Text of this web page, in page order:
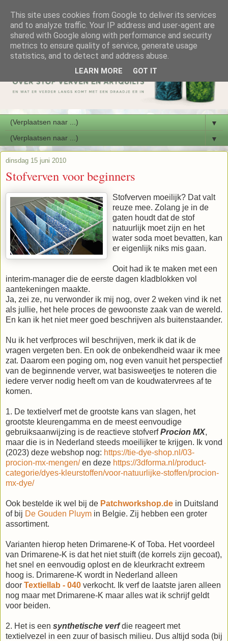
▼
▼
dinsdag 15 juni 2010
Stofverven voor beginners
Stofverven moeilijk? Dat valt
reuze mee. Zolang je in de
gaten houdt dat de stof
natuurlijk moet zijn en het
water soda moet bevatten, kan
er eigenlijk niks mis gaan.
Ooit had ik te maken met een
interim-manager die de eerste dagen kladblokken vol
aantekeningen maakte.
Ja, zei ze, nu verwonder ik mij nog, over 2 weken vind ik net
als jullie, het hele proces de gewoonste zaak van de wereld.
En kan ik het niet meer goed beschrijven als buitenstaander.
Nu ik het verfproces wil beschrijven, merk ik dat ik de
vragen vergeten ben. En ook de onbekendheid waar ik mee
zat. Daarom een poging om, nog even vanuit het perspectief
van de beginnende verver, wat basisweetjes te noteren die
iedere verver nodig heeft om van de koudwatervrees af te
komen.
1. De textielverf met de grootste kans van slagen, het
grootste kleurengamma en de meest eenvoudige
gebruiksaanwijzing is de reactieve stofverfProcion MX,
maar die is in Nederland steeds moeilijker te krijgen. Ik vond
(2023) deze webshop nog: https://tie-dye-shop.nl/03-
procion-mx-mengen/en deze https://3dforma.nl/product-
categorie/dyes-kleurstoffen/voor-natuurlijke-stoffen/procion-
mx-dye/
Ook bestelde ik wel bij de Patchworkshop.de in Duitsland
of bij De Gouden Pluym in Belgie. Zij hebben een groter
assortiment.
Varianten hierop heten Drimarene-K of Toba. Het voordeel
van Drimarene-K is dat het niet stuift (de korrels zijn gecoat),
het snel en eenvoudig oplost en de kleurkracht extreem
hoog is. Drimarene-K wordt in Nederland alleen
door Textiellab - 040 verkocht. Ik verf de laatste jaren alleen
nog maar met Drimarene-K maar alles wat ik schrijf geldt
voor beiden.
2. Het is een synthetische verfdie reageert met
textielvezel in een zuur of basisch milieu. Dus altijd soda (bij
This site uses cookies from Google to deliver its services
and to analyze traffic. Your IP address and user-agent are
shared with Google along with performance and security
metrics to ensure quality of service, generate usage
statistics, and to detect and address abuse.
LEARN MORE GOT IT